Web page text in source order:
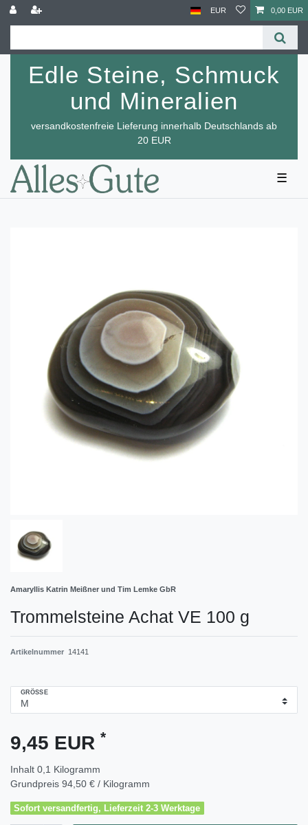
EUR 0,00 EUR
Edle Steine, Schmuck
und Mineralien
versandkostenfreie Lieferung innerhalb Deutschlands ab
20 EUR
☰
Amaryllis Katrin Meißner und Tim Lemke GbR
Trommelsteine Achat VE 100 g
Artikelnummer 14141
GRÖSSE
9,45 EUR *
Inhalt 0,1 Kilogramm
Grundpreis 94,50 € / Kilogramm
Sofort versandfertig, Lieferzeit 2-3 Werktage